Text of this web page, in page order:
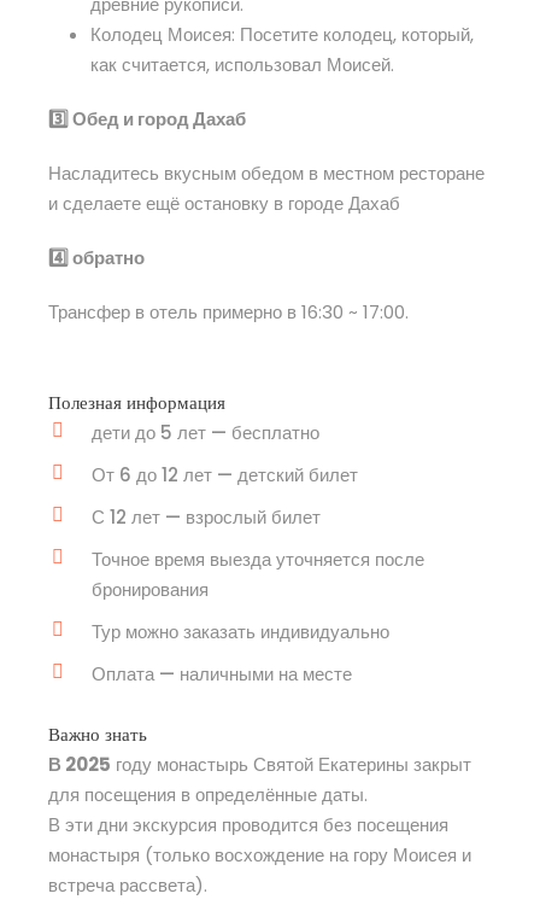
Колодец Моисея: Посетите колодец, который,
как считается, использовал Моисей.
3️⃣ Обед и город Дахаб
Насладитесь вкусным обедом в местном ресторане
и сделаете ещё остановку в городе Дахаб
4️⃣ обратно
Трансфер в отель примерно в 16:30 ~ 17:00.
Полезная информация
дети до 5 лет — бесплатно
От 6 до 12 лет — детский билет
С 12 лет — взрослый билет
Точное время выезда уточняется после
бронирования
Тур можно заказать индивидуально
Оплата — наличными на месте
Важно знать
В 2025 году монастырь Святой Екатерины закрыт
для посещения в определённые даты.
В эти дни экскурсия проводится без посещения
монастыря (только восхождение на гору Моисея и
встреча рассвета).